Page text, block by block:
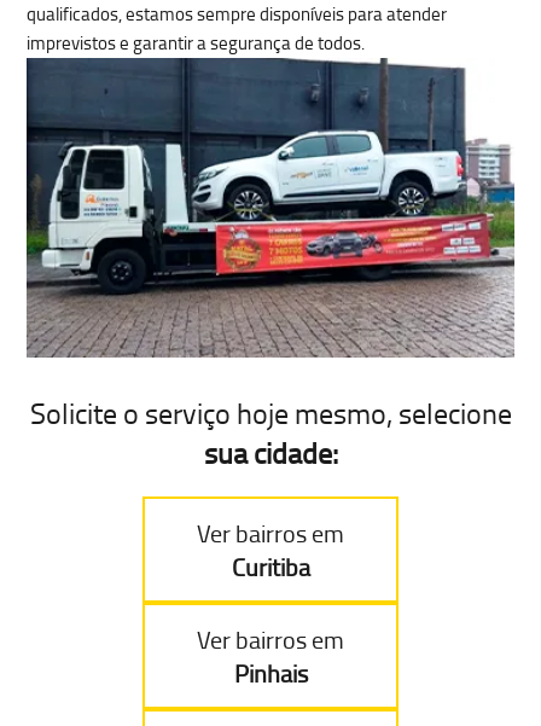
qualificados, estamos sempre disponíveis para atender
imprevistos e garantir a segurança de todos.
Solicite o serviço hoje mesmo, selecione
sua cidade:
Ver bairros em
Curitiba
Ver bairros em
Pinhais